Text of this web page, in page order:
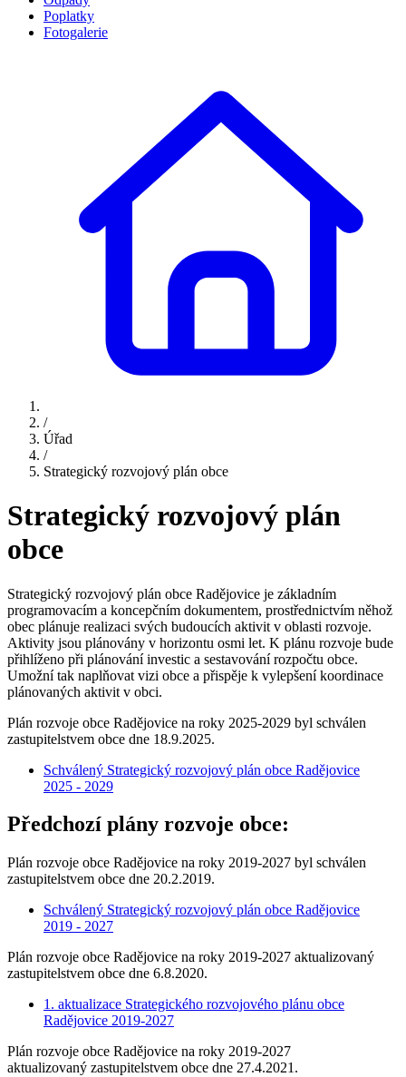
Poplatky
Fotogalerie
/
Úřad
/
Strategický rozvojový plán obce
Strategický rozvojový plán
obce
Strategický rozvojový plán obce Radějovice je základním
programovacím a koncepčním dokumentem, prostřednictvím něhož
obec plánuje realizaci svých budoucích aktivit v oblasti rozvoje.
Aktivity jsou plánovány v horizontu osmi let. K plánu rozvoje bude
přihlíženo při plánování investic a sestavování rozpočtu obce.
Umožní tak naplňovat vizi obce a přispěje k vylepšení koordinace
plánovaných aktivit v obci.
Plán rozvoje obce Radějovice na roky 2025-2029 byl schválen
zastupitelstvem obce dne 18.9.2025.
Schválený Strategický rozvojový plán obce Radějovice
2025 - 2029
Předchozí plány rozvoje obce:
Plán rozvoje obce Radějovice na roky 2019-2027 byl schválen
zastupitelstvem obce dne 20.2.2019.
Schválený Strategický rozvojový plán obce Radějovice
2019 - 2027
Plán rozvoje obce Radějovice na roky 2019-2027 aktualizovaný
zastupitelstvem obce dne 6.8.2020.
1. aktualizace Strategického rozvojového plánu obce
Radějovice 2019-2027
Plán rozvoje obce Radějovice na roky 2019-2027
aktualizovaný zastupitelstvem obce dne 27.4.2021.